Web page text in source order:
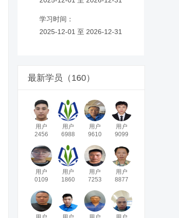
学习时间：
2025-12-01 至 2026-12-31
最新学员（160）
用户
2456
用户
6988
用户
9610
用户
9099
用户
0109
用户
1860
用户
7253
用户
8877